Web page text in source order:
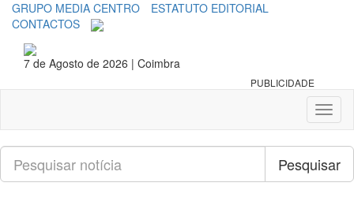
GRUPO MEDIA CENTRO
ESTATUTO EDITORIAL
CONTACTOS
7 de Agosto de 2026 | Coimbra
PUBLICIDADE
Pesquisar
Pesquisar